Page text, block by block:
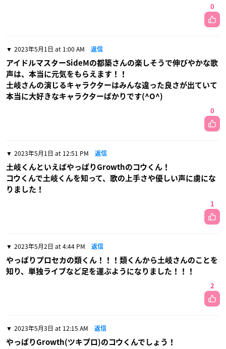
0
2023年5月1日 at 1:00 AM 返信
アイドルマスターSideMの都築さんの楽しそうで伸びやかな歌
声は、本当に元気をもらえます！！
土岐さんの演じるキャラクターはみんな違った良さが出ていて
本当に大好きなキャラクターばかりです(^O^)
0
2023年5月1日 at 12:51 PM 返信
土岐くんといえばやっぱりGrowthのコウくん！
コウくんで土岐くんを知って、歌の上手さや優しい声に虜にな
りました！
1
2023年5月2日 at 4:44 PM 返信
やっぱりプロセカの類くん！！！類くんから土岐さんのことを
知り、単独ライブなど足を運ぶようになりました！！！
2
2023年5月3日 at 12:15 AM 返信
やっぱりGrowth(ツキプロ)のコウくんでしょう！